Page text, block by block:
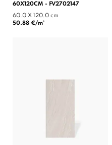
60X120CM - FV2702147
60.0 X 120.0 cm
50.88 €/m²